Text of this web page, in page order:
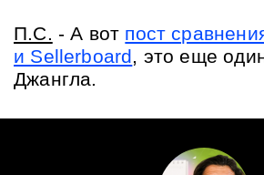
П.С. - А вот пост
и Sellerboard, это еще
Джангла.